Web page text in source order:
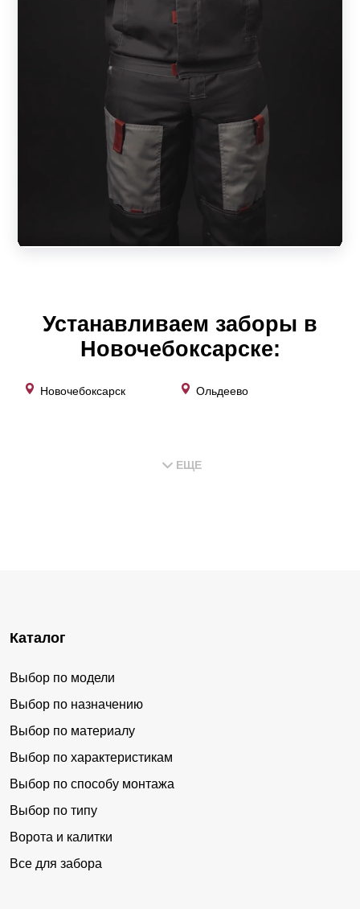
Устанавливаем заборы в
Новочебоксарске:
Новочебоксарск Ольдеево
ЕЩЕ
Каталог
Выбор по модели
Выбор по назначению
Выбор по материалу
Выбор по характеристикам
Выбор по способу монтажа
Выбор по типу
Ворота и калитки
Все для забора